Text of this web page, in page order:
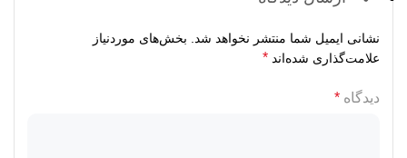
نشانی ایمیل شما منتشر نخواهد شد. بخش‌های موردنیاز
علامت‌گذاری شده‌اند *
دیدگاه *